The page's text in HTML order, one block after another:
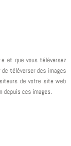
et que vous téléversez
téléverser des images
de votre site web
depuis ces images.